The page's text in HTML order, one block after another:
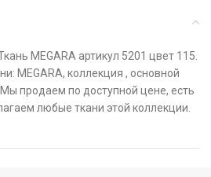
MEGARA артикул 5201 цвет 115.
MEGARA, коллекция , основной
продаем по доступной цене, есть
любые ткани этой коллекции.